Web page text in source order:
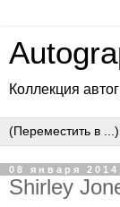
Коллекция
08 января 2014
Shirley